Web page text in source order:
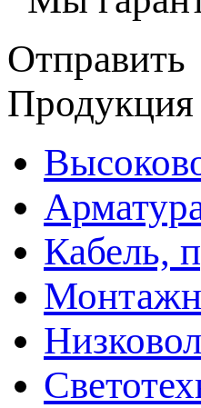
Отправить
Продукция
Кабель,